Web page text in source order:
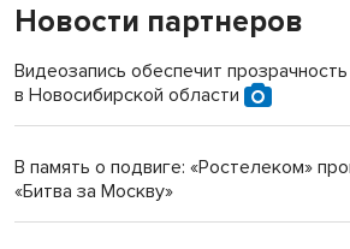
Новости партнеров
Видеозапись обеспечит
в Новосибирской области
В память о подвиге: «Ростелеком»
«Битва за Москву»